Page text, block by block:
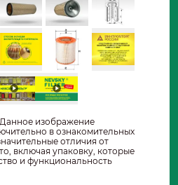
изображение
в ознакомительных
отличия от
включая упаковку, которые
и функциональность